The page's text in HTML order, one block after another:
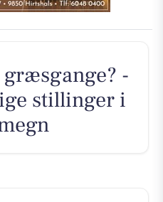
-
stillinger i